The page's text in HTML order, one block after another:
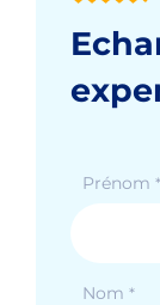
Prénom *
Nom *